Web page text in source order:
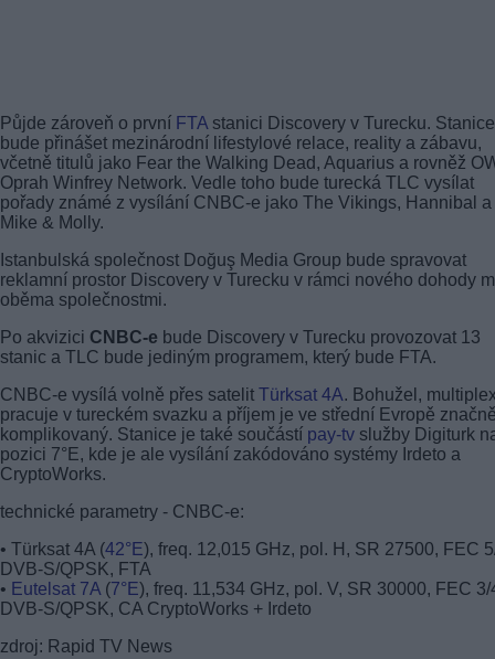
Půjde zároveň o první FTA stanici Discovery v Turecku. Stanice
bude přinášet mezinárodní lifestylové relace, reality a zábavu,
včetně titulů jako Fear the Walking Dead, Aquarius a rovněž
Oprah Winfrey Network. Vedle toho bude turecká TLC vysílat
pořady známé z vysílání CNBC-e jako The Vikings, Hannibal a
Mike & Molly.
Istanbulská společnost Doğuş Media Group bude spravovat
reklamní prostor Discovery v Turecku v rámci nového dohody
oběma společnostmi.
Po akvizici CNBC-e bude Discovery v Turecku provozovat 13
stanic a TLC bude jediným programem, který bude FTA.
CNBC-e vysílá volně přes satelit Türksat 4A. Bohužel,
pracuje v tureckém svazku a příjem je ve střední Evropě
komplikovaný. Stanice je také součástí pay-tv služby Digiturk
pozici 7°E, kde je ale vysílání zakódováno systémy Irdeto a
CryptoWorks.
technické parametry - CNBC-e:
• Türksat 4A (42°E), freq. 12,015 GHz, pol. H, SR 27500, FEC
DVB-S/QPSK, FTA
• Eutelsat 7A (7°E), freq. 11,534 GHz, pol. V, SR 30000, FEC 3/
DVB-S/QPSK, CA CryptoWorks + Irdeto
zdroj: Rapid TV News